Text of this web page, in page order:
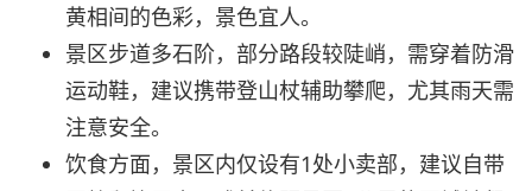
黄相间的色彩，景色宜人。
景区步道多石阶，部分路段较陡峭，需穿着防滑
运动鞋，建议携带登山杖辅助攀爬，尤其雨天需
注意安全。
饮食方面，景区内仅设有1处小卖部，建议自带